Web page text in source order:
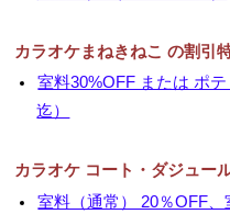
カラオケまねきねこ の割引
室料30%OFF または ポ
迄）
カラオケ コート・ダジュー
室料（通常） 20％OFF